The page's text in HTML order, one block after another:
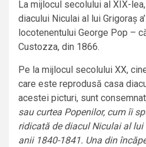
La mijlocul secolului al XIX-
diacului Niculai al lui Grigoraș
locotenentului George Pop –
Custozza, din 1866.
Pe la mijlocul secolului XX,
care este reprodusă casa
acestei picturi, sunt
sau curtea Popenilor, cum îi
ridicată de diacul Niculai al lui
anii 1840-1841. Una din